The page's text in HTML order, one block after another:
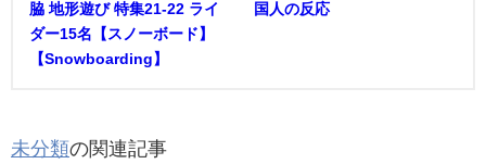
脇 地形遊び 特集21-22 ライ
ダー15名【スノーボード】
【Snowboarding】
国人の反応
未分類の関連記事